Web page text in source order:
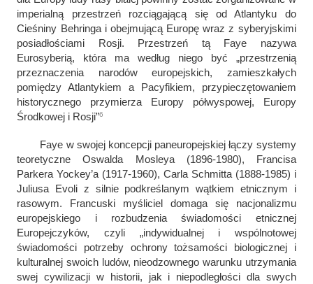
imperialną przestrzeń rozciągającą się od Atlantyku do
Cieśniny Behringa i obejmującą Europę wraz z syberyjskimi
posiadłościami Rosji. Przestrzeń tą Faye nazywa
Eurosyberią, która ma według niego być „przestrzenią
przeznaczenia narodów europejskich, zamieszkałych
pomiędzy Atlantykiem a Pacyfikiem, przypieczętowaniem
historycznego przymierza Europy półwyspowej, Europy
Środkowej i Rosji”6
Faye w swojej koncepcji paneuropejskiej łączy systemy
teoretyczne Oswalda Mosleya (1896-1980), Francisa
Parkera Yockey’a (1917-1960), Carla Schmitta (1888-1985) i
Juliusa Evoli z silnie podkreślanym wątkiem etnicznym i
rasowym. Francuski myśliciel domaga się nacjonalizmu
europejskiego i rozbudzenia świadomości etnicznej
Europejczyków, czyli „indywidualnej i wspólnotowej
świadomości potrzeby ochrony tożsamości biologicznej i
kulturalnej swoich ludów, nieodzownego warunku utrzymania
swej cywilizacji w historii, jak i niepodległości dla swych